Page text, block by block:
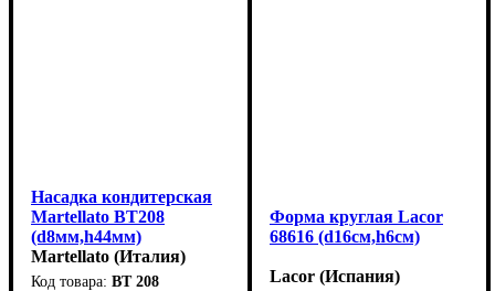
Насадка кондитерская
Martellato BT208
(d8мм,h44мм)
Martellato (Италия)
BT 208
Форма круглая Lacor
68616 (d16см,h6см)
Lacor (Испания)